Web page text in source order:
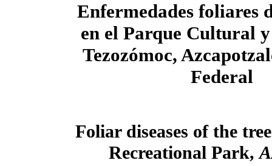
Enfermedades foliares
en el Parque Cultural
Tezozómoc,
Federal
Foliar diseases of the
Recreational Park,